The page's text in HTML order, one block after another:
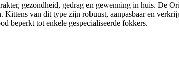
gezondheid, gedrag en gewenning in huis. De
van dit type zijn robuust, aanpasbaar en
beperkt tot enkele gespecialiseerde fokkers.